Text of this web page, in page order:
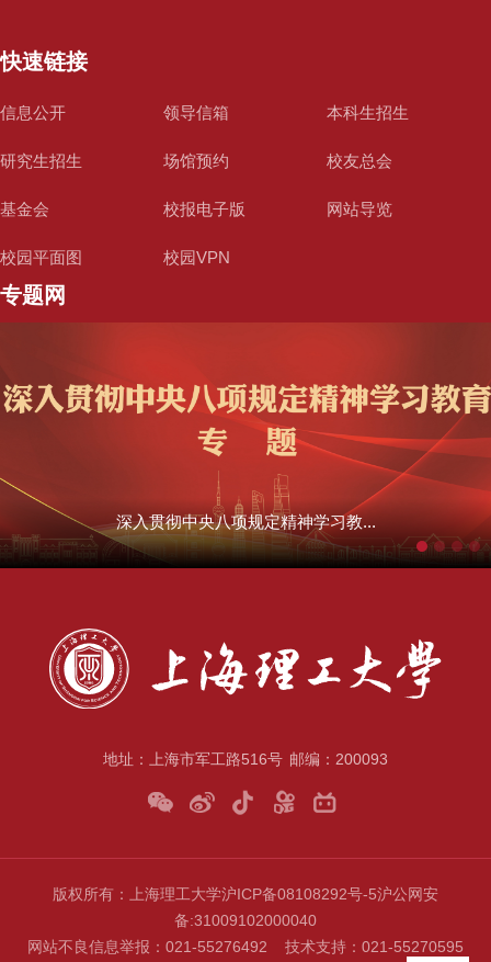
地址：上海市军工路516号 邮编：200093
快速链接
信息公开 领导信箱 本科生招生
研究生招生 场馆预约 校友总会
基金会 校报电子版 网站导览
校园平面图 校园VPN
专题网
深入贯彻中央八项规定精神学习教...
版权所有：上海理工大学沪ICP备08108292号-5沪公网安
备:31009102000040
网站不良信息举报：021-55276492 技术支持：021-55270595